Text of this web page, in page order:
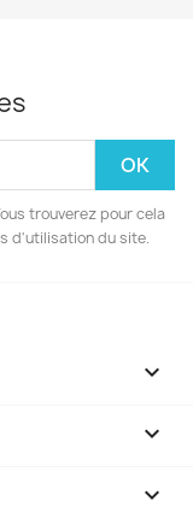
trouverez pour cela
d'utilisation du site.


